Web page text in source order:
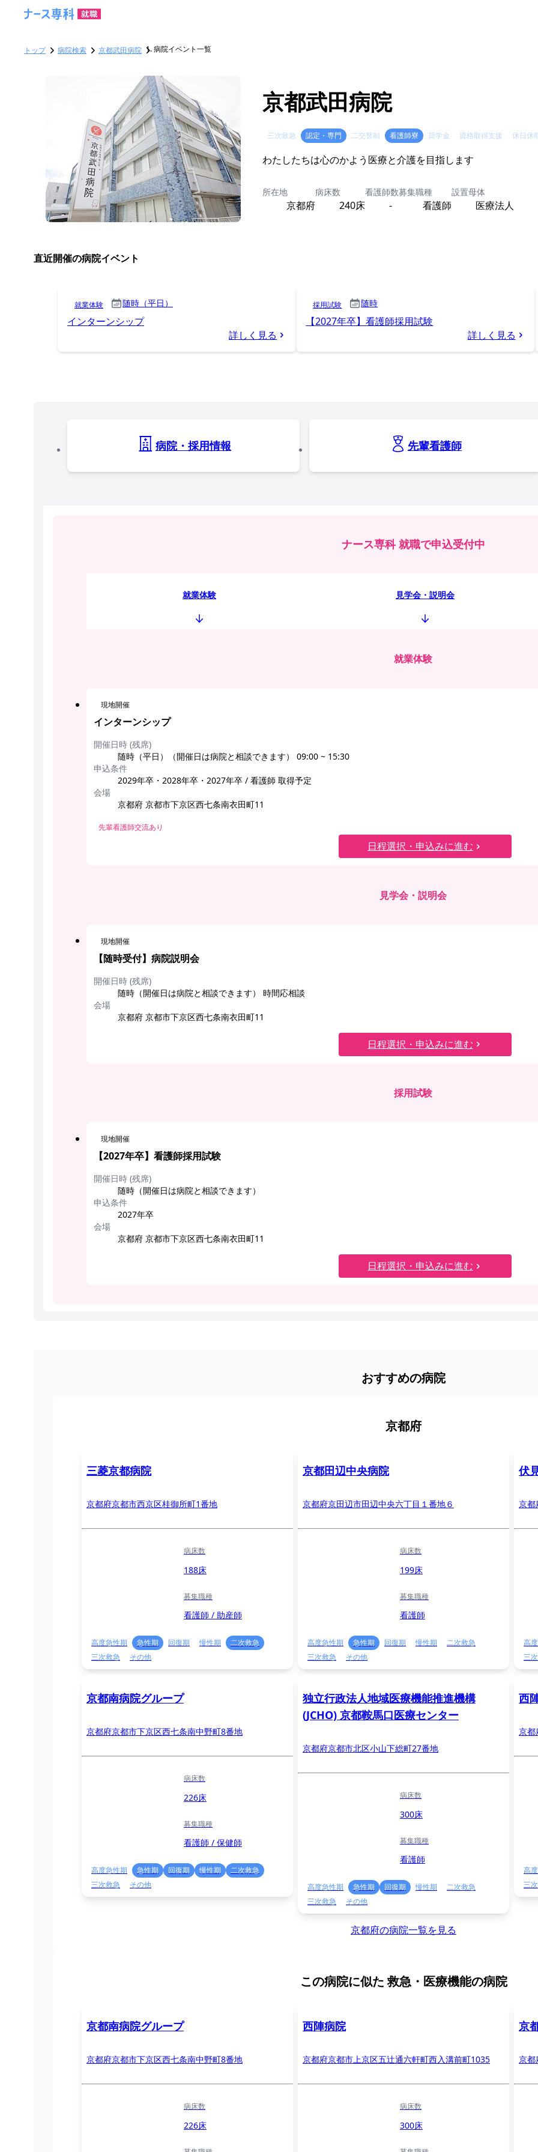
トップ 病院検索 京都武田病院 病院イベント一覧
京都武田病院
三次救急 認定・専門 二交替制 看護師寮 奨学金 資格取得支援 休日休
わたしたちは心のかよう医療と介護を目指します
所在地
京都府
病床数
240床
看護師数
-
募集職種
看護師
設置母体
医療法人
直近開催の病院イベント
就業体験 随時（平日）
インターンシップ
詳しく見る
採用試験 随時
【2027年卒】看護師採用試験
詳しく見る
病院・採用情報 先輩看護師
ナース専科 就職で申込受付中
就業体験 見学会・説明会
就業体験
現地開催
インターンシップ
開催日時 (残席)
随時（平日）（開催日は病院と相談できます） 09:00 ~ 15:30
申込条件
2029年卒・2028年卒・2027年卒 / 看護師 取得予定
会場
京都府 京都市下京区西七条南衣田町11
先輩看護師交流あり
日程選択・申込みに進む
見学会・説明会
現地開催
【随時受付】病院説明会
開催日時 (残席)
随時（開催日は病院と相談できます） 時間応相談
会場
京都府 京都市下京区西七条南衣田町11
日程選択・申込みに進む
採用試験
現地開催
【2027年卒】看護師採用試験
開催日時 (残席)
随時（開催日は病院と相談できます）
申込条件
2027年卒
会場
京都府 京都市下京区西七条南衣田町11
日程選択・申込みに進む
おすすめの病院
京都府
三菱京都病院
京都府京都市西京区桂御所町1番地
病床数
188床
募集職種
看護師 / 助産師
高度急性期 急性期 回復期 慢性期
二次救急
三次救急
その他
京都田辺中央病院
京都府京田辺市田辺中央六丁目１番地６
病床数
199床
募集職種
看護師
高度急性期 急性期 回復期 慢性期
二次救急
三次救急
その他
伏
京都
高
三
京都南病院グループ
京都府京都市下京区西七条南中野町8番地
病床数
226床
募集職種
看護師 / 保健師
高度急性期 急性期 回復期 慢性期
二次救急
三次救急
その他
独立行政法人地域医療機能推進機構
(JCHO) 京都鞍馬口医療センター
京都府京都市北区小山下総町27番地
病床数
300床
募集職種
看護師
高度急性期 急性期 回復期 慢性期
二次救急
三次救急
その他
西
京都
高
三
京都府の病院一覧を見る
この病院に似た 救急・医療機能の病院
京都南病院グループ
京都府京都市下京区西七条南中野町8番地
病床数
226床
西陣病院
京都府京都市上京区五辻通六軒町西入溝前町1035
病床数
300床
京
京都